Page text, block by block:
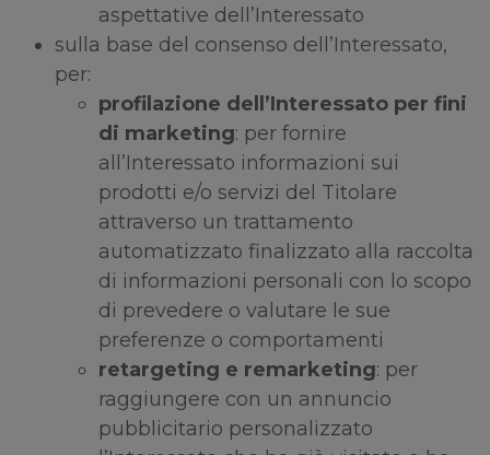
aspettative dell’Interessato
sulla base del consenso dell’Interessato,
per:
profilazione dell’Interessato per fini
di marketing: per fornire
all’Interessato informazioni sui
prodotti e/o servizi del Titolare
attraverso un trattamento
automatizzato finalizzato alla raccolta
di informazioni personali con lo scopo
di prevedere o valutare le sue
preferenze o comportamenti
retargeting e remarketing: per
raggiungere con un annuncio
pubblicitario personalizzato